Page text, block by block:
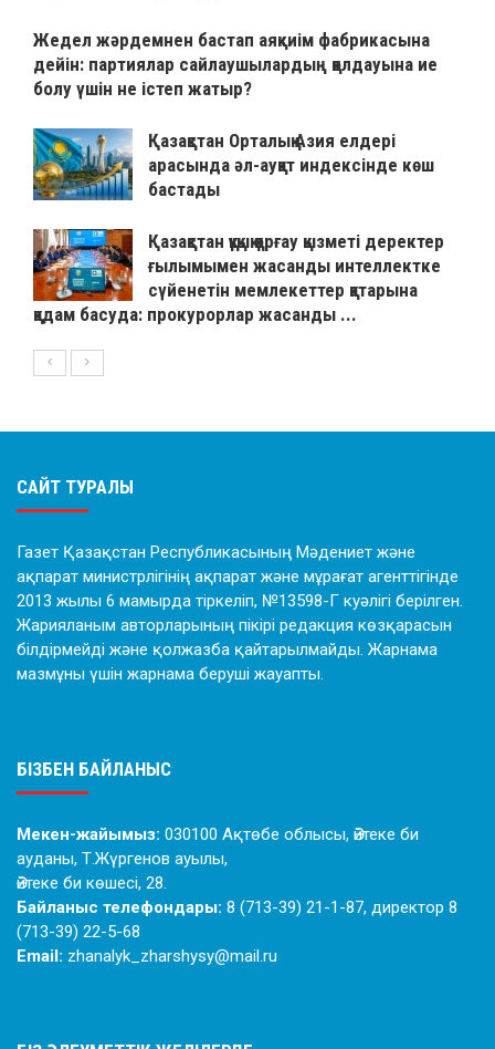
Жедел жәрдемнен бастап аяқкиім фабрикасына
дейін: партиялар сайлаушылардың қолдауына ие
болу үшін не істеп жатыр?
Қазақстан Орталық Азия елдері
арасында әл-ауқат индексінде көш
бастады
Қазақстан құқық қорғау қызметі деректер
ғылымымен жасанды интеллектке
сүйенетін мемлекеттер қатарына
қадам басуда: прокурорлар жасанды ...
САЙТ ТУРАЛЫ
Газет Қазақстан Республикасының Мәдениет және
ақпарат министрлігінің ақпарат және мұрағат агенттігінде
2013 жылы 6 мамырда тіркеліп, №13598-Г куәлігі берілген.
Жарияланым авторларының пікірі редакция көзқарасын
білдірмейді және қолжазба қайтарылмайды. Жарнама
мазмұны үшін жарнама беруші жауапты.
БІЗБЕН БАЙЛАНЫС
Мекен-жайымыз: 030100 Ақтөбе облысы, Әйтеке би
ауданы, Т.Жүргенов ауылы,
Әйтеке би көшесі, 28.
Байланыс телефондары: 8 (713-39) 21-1-87, директор 8
(713-39) 22-5-68
Email: zhanalyk_zharshysy@mail.ru